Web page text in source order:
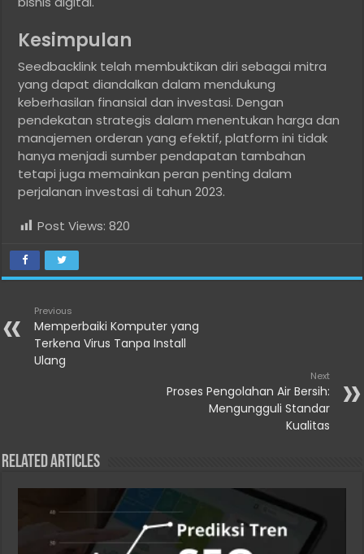
Kesimpulan
Seedbacklink telah membuktikan diri sebagai mitra
yang dapat diandalkan dalam mendukung
keberhasilan finansial dan investasi. Dengan
pendekatan strategis dalam menentukan harga dan
manajemen orderan yang efektif, platform ini tidak
hanya menjadi sumber pendapatan tambahan
tetapi juga memainkan peran penting dalam
perjalanan investasi di tahun 2023.
Post Views: 820
Previous
Memperbaiki Komputer yang
Terkena Virus Tanpa Install
Ulang
Next
Proses Pengolahan Air Bersih:
Mengungguli Standar
Kualitas
Related Articles